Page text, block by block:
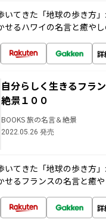
いてきた「地球の歩き方
せるハワイの名言と癒や
詳
自分らしく生きるフラ
絶景１００
BOOKS 旅の名言＆絶景
2022.05.26 発売
いてきた「地球の歩き方
せるフランスの名言と癒
詳